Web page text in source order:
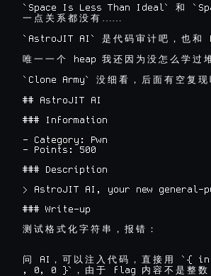
`Space Is Less Than Ideal` 和
一 点 关 系 都 没 有 ……
`AstroJIT AI` 是 代 码 审 计 吧 ， 也 和
唯 一 一 个 heap 我 还 因 为 没 怎 么 学 过
`Clone Army` 没 细 看 ， 后 面 有 空 复 现
## AstroJIT AI
### Information
- Category: Pwn
- Points: 500
### Description
> AstroJIT AI, your new
### Write-up
测 试 格 式 化 字 符 串 ， 报 错 ：
问 AI ， 可 以 注 入 代 码 ， 直 接 用
`{
, 0, 0 }`
， 由 于 flag 内 容 不 是 整 数